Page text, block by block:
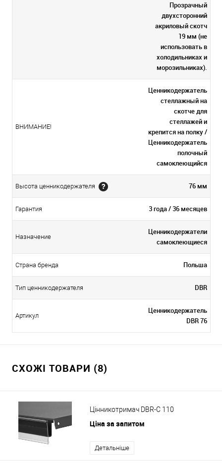
Прозрачный
двухсторонний
акриловый скотч
19 мм (не
использовать в
холодильниках и
морозильниках).
ВНИМАНИЕ!
Ценникодержатель
стеллажный на
скотче для
стеллажей и
крепится на полку /
Ценникодержатель
полочный
самоклеющийся
Высота ценникодержателя 76 мм
Гарантия 3 года / 36 месяцев
Назначение
Ценникодержатели
самоклеющиеся
Страна бренда Польша
Тип ценникодержателя DBR
Артикул
Ценникодержатель
DBR 76
СХОЖІ ТОВАРИ (8)
Цінникотримач DBR-C 110
Ціна за запитом
Детальніше